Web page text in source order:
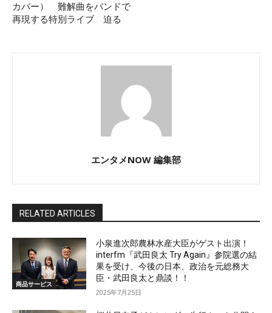
カバー） 難解曲をバンドで
再現する特別ライブ 迫る
エンタメNOW 編集部
RELATED ARTICLES
商品サービス
小泉進次郎農林水産大臣がゲスト出演！
interfm『武田良太 Try Again』参院選の結
果を受け、今後の日本、政治を元総務大
臣・武田良太と鼎談！！
2025年7月25日